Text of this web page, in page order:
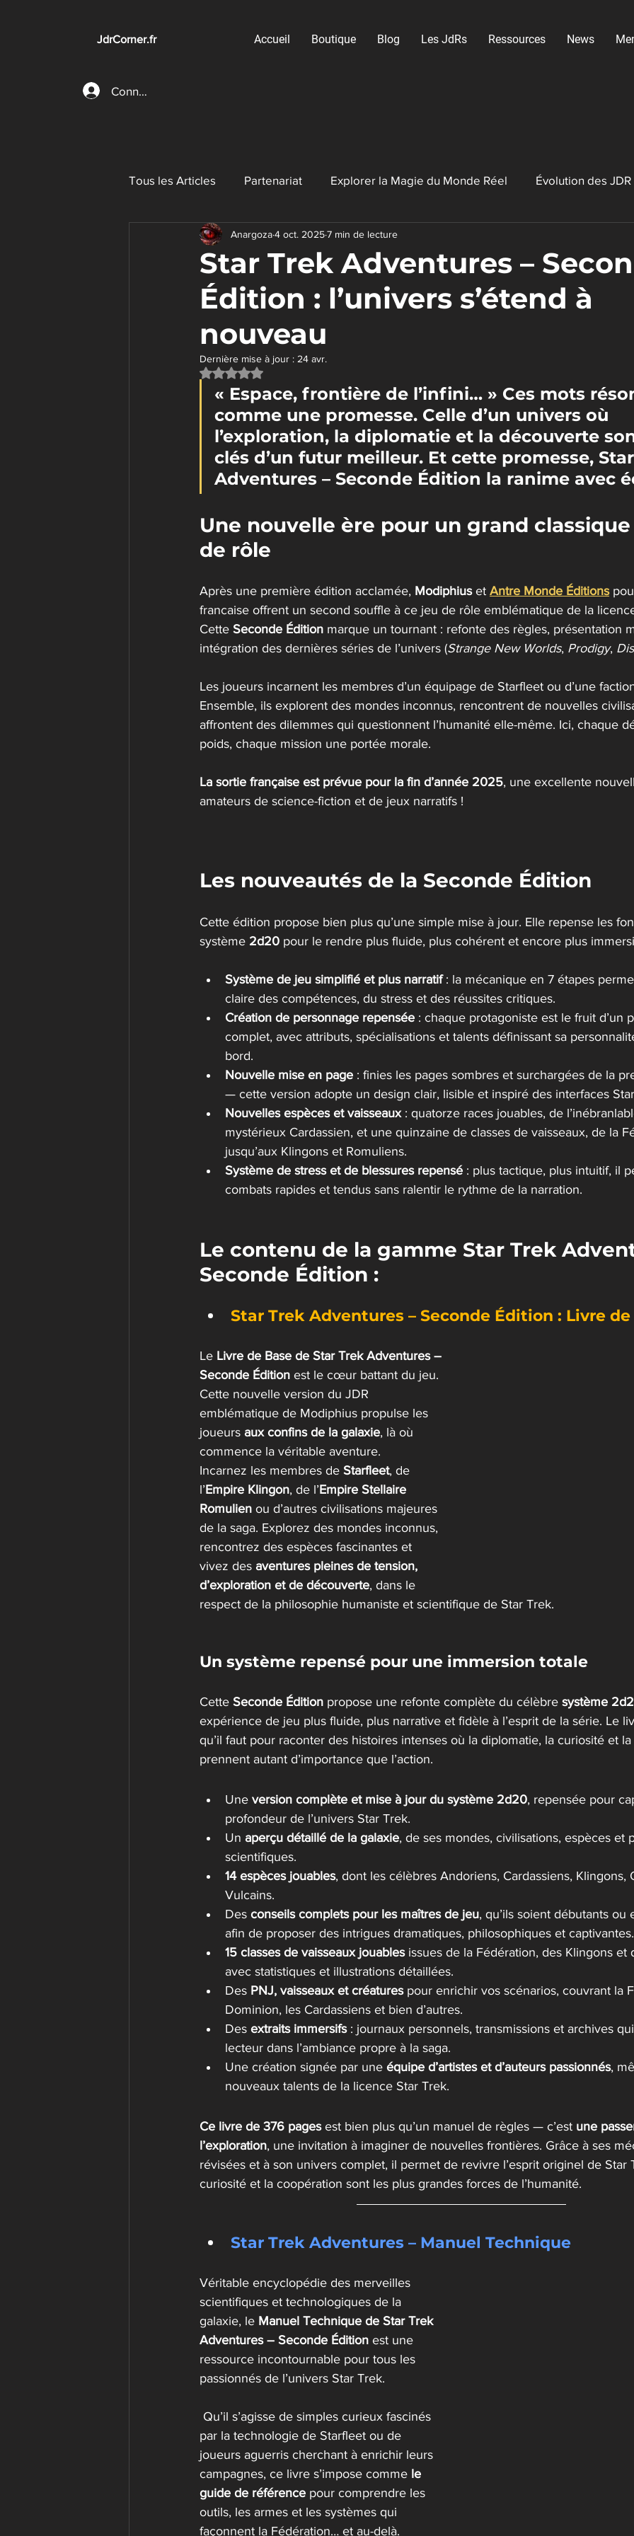
JdrCorner.fr
Connexion
Accueil Boutique Blog Les JdRs Ressources News
Tous les Articles Partenariat Explorer la Magie du Monde Réel Évolution des JDR
Jeux de Rôle sur table Jeux Vidéo RPG
Jeux de plateau pour rôlistes JDR indépendants & créateurs
Star Trek Adventures –
Édition : l’univers s’étend à
nouveau
Anargoza4 oct. 20257 min de lecture
Dernière mise à jour : 24 avr.
Noté NaN étoiles sur 5.
« Espace, frontière de l’infini… » Ces mots
comme une promesse. Celle d’un univers où
l’exploration, la diplomatie et la découverte
clés d’un futur meilleur. Et cette promesse,
Adventures – Seconde Édition la ranime avec
Une nouvelle ère pour un grand
de rôle
Après une première édition acclamée, Modiphius et Antre Monde Éditions
francaise offrent un second souffle à ce jeu de rôle emblématique de la
Cette Seconde Édition marque un tournant : refonte des règles, présentation
intégration des dernières séries de l’univers (Strange New Worlds, Prodigy,
Les joueurs incarnent les membres d’un équipage de Starfleet ou d’une
Ensemble, ils explorent des mondes inconnus, rencontrent de nouvelles
affrontent des dilemmes qui questionnent l’humanité elle-même. Ici, chaque
poids, chaque mission une portée morale.
La sortie française est prévue pour la fin d’année 2025, une excellente
amateurs de science-fiction et de jeux narratifs !
Les nouveautés de la Seconde Édition
Cette édition propose bien plus qu’une simple mise à jour. Elle repense les
système 2d20 pour le rendre plus fluide, plus cohérent et encore plus
Système de jeu simplifié et plus narratif : la mécanique en 7 étapes
claire des compétences, du stress et des réussites critiques.
Création de personnage repensée : chaque protagoniste est le fruit d’un
complet, avec attributs, spécialisations et talents définissant sa
bord.
Nouvelle mise en page : finies les pages sombres et surchargées de la
— cette version adopte un design clair, lisible et inspiré des interfaces
Nouvelles espèces et vaisseaux : quatorze races jouables, de
mystérieux Cardassien, et une quinzaine de classes de vaisseaux, de la
jusqu’aux Klingons et Romuliens.
Système de stress et de blessures repensé : plus tactique, plus intuitif, il
combats rapides et tendus sans ralentir le rythme de la narration.
Le contenu de la gamme Star Trek
Seconde Édition :
Star Trek Adventures – Seconde Édition : Livre de
Le Livre de Base de Star Trek Adventures –
Seconde Édition est le cœur battant du jeu.
Cette nouvelle version du JDR
emblématique de Modiphius propulse les
joueurs aux confins de la galaxie, là où
commence la véritable aventure.
Incarnez les membres de Starfleet, de
l’Empire Klingon, de l’Empire Stellaire
Romulien ou d’autres civilisations majeures
de la saga. Explorez des mondes inconnus,
rencontrez des espèces fascinantes et
vivez des aventures pleines de tension,
d’exploration et de découverte, dans le
respect de la philosophie humaniste et scientifique de Star Trek.
Un système repensé pour une immersion totale
Cette Seconde Édition propose une refonte complète du célèbre système
expérience de jeu plus fluide, plus narrative et fidèle à l’esprit de la série. Le
qu’il faut pour raconter des histoires intenses où la diplomatie, la curiosité et
prennent autant d’importance que l’action.
Une version complète et mise à jour du système 2d20, repensée pour
profondeur de l’univers Star Trek.
Un aperçu détaillé de la galaxie, de ses mondes, civilisations, espèces et
scientifiques.
14 espèces jouables, dont les célèbres Andoriens, Cardassiens, Klingons,
Vulcains.
Des conseils complets pour les maîtres de jeu, qu’ils soient débutants
afin de proposer des intrigues dramatiques, philosophiques et captivantes.
15 classes de vaisseaux jouables issues de la Fédération, des Klingons et
avec statistiques et illustrations détaillées.
Des PNJ, vaisseaux et créatures pour enrichir vos scénarios, couvrant la
Dominion, les Cardassiens et bien d’autres.
Des extraits immersifs : journaux personnels, transmissions et archives
lecteur dans l’ambiance propre à la saga.
Une création signée par une équipe d’artistes et d’auteurs passionnés,
nouveaux talents de la licence Star Trek.
Ce livre de 376 pages est bien plus qu’un manuel de règles — c’est une
l’exploration, une invitation à imaginer de nouvelles frontières. Grâce à ses
révisées et à son univers complet, il permet de revivre l’esprit originel de Star
curiosité et la coopération sont les plus grandes forces de l’humanité.
Star Trek Adventures – Manuel Technique
Véritable encyclopédie des merveilles
scientifiques et technologiques de la
galaxie, le Manuel Technique de Star Trek
Adventures – Seconde Édition est une
ressource incontournable pour tous les
passionnés de l’univers Star Trek.
par la technologie de Starfleet ou de
joueurs aguerris cherchant à enrichir leurs
campagnes, ce livre s’impose comme le
guide de référence pour comprendre les
outils, les armes et les systèmes qui
façonnent la Fédération… et au-delà.